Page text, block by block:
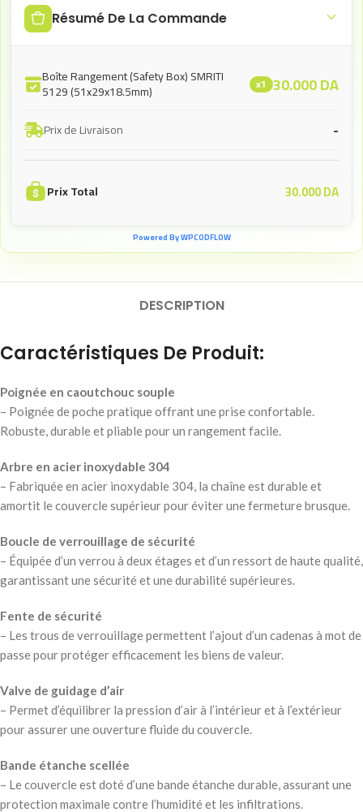
Résumé De La Commande
Boîte Rangement (Safety Box) SMRITI
5129 (51x29x18.5mm) x1 30.000DA
Prix de Livraison -
Prix Total 30.000DA
Powered By WPCODFLOW
DESCRIPTION
Caractéristiques De Produit:
Poignée en caoutchouc souple
– Poignée de poche pratique offrant une prise confortable.
Robuste, durable et pliable pour un rangement facile.
Arbre en acier inoxydable 304
– Fabriquée en acier inoxydable 304, la chaîne est durable et
amortit le couvercle supérieur pour éviter une fermeture brusque.
Boucle de verrouillage de sécurité
– Équipée d’un verrou à deux étages et d’un ressort de haute qualité,
garantissant une sécurité et une durabilité supérieures.
Fente de sécurité
– Les trous de verrouillage permettent l’ajout d’un cadenas à mot de
passe pour protéger efficacement les biens de valeur.
Valve de guidage d’air
– Permet d’équilibrer la pression d’air à l’intérieur et à l’extérieur
pour assurer une ouverture fluide du couvercle.
Bande étanche scellée
– Le couvercle est doté d’une bande étanche durable, assurant une
protection maximale contre l’humidité et les infiltrations.